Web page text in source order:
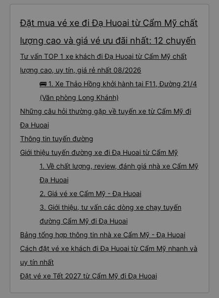
Đặt mua vé xe đi Đạ Huoai từ Cẩm Mỹ chất
lượng cao và giá vé ưu đãi nhất: 12 chuyến
Tư vấn TOP 1 xe khách đi Đạ Huoai từ Cẩm Mỹ chất
lượng cao, uy tín, giá rẻ nhất 08/2026
🚌 1. Xe Thảo Hồng khởi hành tại F11, Đường 21/4
(Văn phòng Long Khánh)
Những câu hỏi thường gặp về tuyến xe từ Cẩm Mỹ đi
Đạ Huoai
Thông tin tuyến đường
Giới thiệu tuyến đường xe đi Đạ Huoai từ Cẩm Mỹ
1. Về chất lượng, review, đánh giá nhà xe Cẩm Mỹ
Đạ Huoai
2. Giá vé xe Cẩm Mỹ - Đạ Huoai
3. Giới thiệu, tư vấn các dòng xe chạy tuyến
đường Cẩm Mỹ đi Đạ Huoai
Bảng tổng hợp thông tin nhà xe Cẩm Mỹ - Đạ Huoai
Cách đặt vé xe khách đi Đạ Huoai từ Cẩm Mỹ nhanh và
uy tín nhất
Đặt vé xe Tết 2027 từ Cẩm Mỹ đi Đạ Huoai